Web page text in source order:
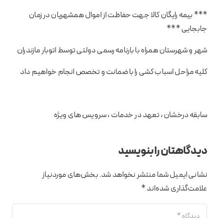
*** بیمه رایگان کالا جهت حفاظت از اموال همشهریان در زمان
جابجایی ***
شهر و شهرستان همراه با بارنامه رسمی دولتی توسط اتوبار مازندران
کلیه مراحل اسباب کشی را با ضمانت و تخصص انجام خواهیم داد
سابقه درخشان ، تعهد در خدمات ، سرویس های ویژه
دیدگاهتان را بنویسید
نشانی ایمیل شما منتشر نخواهد شد.بخش‌های موردنیاز
علامت‌گذاری شده‌اند*